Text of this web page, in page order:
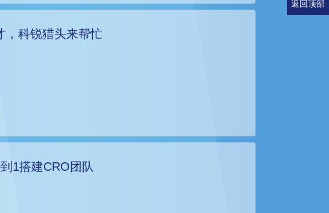
，科锐猎头来帮忙
1搭建CRO团队
返回顶部